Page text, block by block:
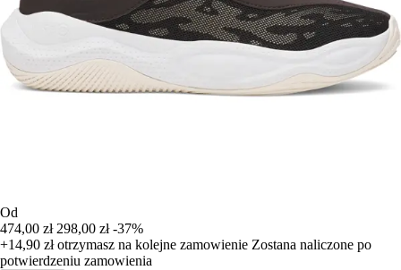
Od
474,00 zł 298,00 zł -37%
+14,90 złotrzymasz na kolejne zamowienie Zostana naliczone po
potwierdzeniu zamowienia